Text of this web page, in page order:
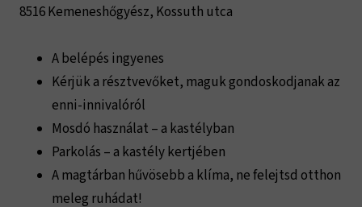
8516 Kemeneshőgyész, Kossuth utca
A belépés ingyenes
Kérjük a résztvevőket, maguk gondoskodjanak az
enni-innivalóról
Mosdó használat – a kastélyban
Parkolás – a kastély kertjében
A magtárban hűvösebb a klíma, ne felejtsd otthon
meleg ruhádat!